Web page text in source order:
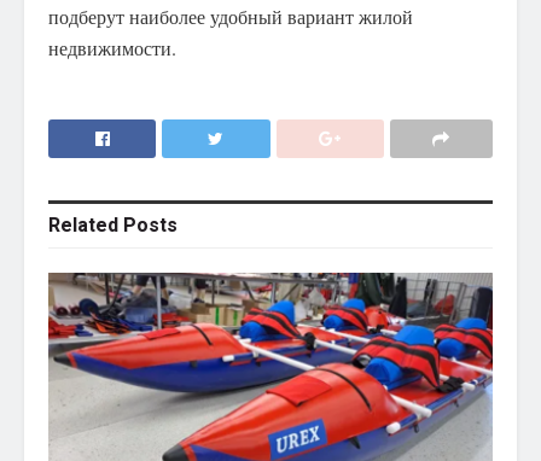
подберут наиболее удобный вариант жилой
недвижимости.
Related Posts